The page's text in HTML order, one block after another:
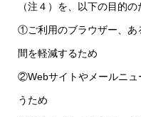
（注４）を、以下の目的
①ご利用のブラウザー、あ
間を軽減するため
②Webサイトやメールニュ
うため